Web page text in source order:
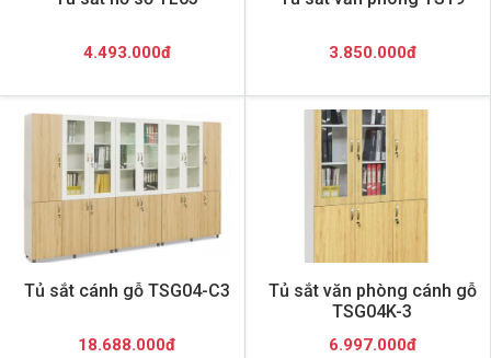
4.493.000đ 3.850.000đ
Tủ sắt cánh gỗ TSG04-C3
18.688.000đ
Tủ sắt văn phòng cánh gỗ
TSG04K-3
6.997.000đ